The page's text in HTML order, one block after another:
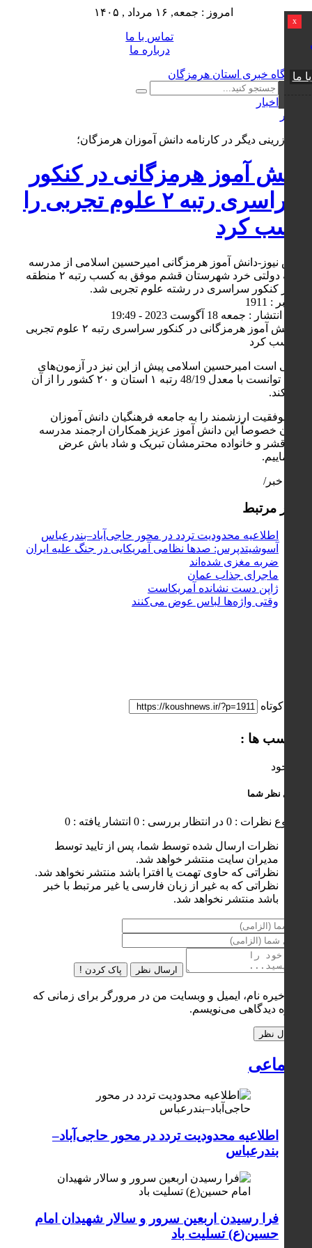
امروز : جمعه, ۱۶ مرداد , ۱۴۰۵
تماس با ما
درباره ما
x
ما
اخبار
برگ زرینی دیگر در کارنامه دانش آموزان هرمزگان؛
دانش آموز هرمزگانی در کنکور
سراسری رتبه ۲ علوم تجربی را
کسب کرد
کوش نیوز-دانش آموز هرمزگانی امیرحسین اسلامی از مدرسه
نمونه دولتی خرد شهرستان قشم موفق به کسب رتبه ۲ منطقه
ای در کنکور سراسری در رشته علوم تجربی شد.
کد خبر : 1911
تاریخ انتشار : جمعه 18 آگوست 2023 - 19:49
گفتنی است امیرحسین اسلامی پیش از این نیز در آزمون‌های
نهایی توانست با معدل 48/19 رتبه ۱ استان و ۲۰ کشور را از آن
خود کند.
این موفقیت ارزشمند را به جامعه فرهنگیان دانش آموزان
استان خصوصاً این دانش آموز عزیز همکاران ارجمند مدرسه
خرد قشر و خانواده محترمشان تبریک و شاد باش عرض
می‌نماییم.
پایان خبر/
اخبار مرتبط
اطلاعیه محدودیت تردد در محور حاجی‌آباد–بندرعباس
آسوشیتدپرس: صدها نظامی آمریکایی در جنگ علیه ایران
ضربه مغزی شده‌اند
ماجرای جذاب عمان
ژاپن دست نشانده آمریکاست
وقتی واژه‌ها لباس عوض می‌کنند
لینک کوتاه
برچسب ها :
ناموجود
ارسال نظر شما
مجموع نظرات : 0 در انتظار بررسی : 0 انتشار یافته : 0
نظرات ارسال شده توسط شما، پس از تایید توسط
مدیران سایت منتشر خواهد شد.
نظراتی که حاوی تهمت یا افترا باشد منتشر نخواهد شد.
نظراتی که به غیر از زبان فارسی یا غیر مرتبط با خبر
باشد منتشر نخواهد شد.
ارسال نظر پاک کردن !
ذخیره نام، ایمیل و وبسایت من در مرورگر برای زمانی که
دوباره دیدگاهی می‌نویسم.
اجتماعی
اطلاعیه محدودیت تردد در محور حاجی‌آباد–
بندرعباس
فرا رسیدن اربعین سرور و سالار شهیدان امام
حسین(ع) تسلیت باد